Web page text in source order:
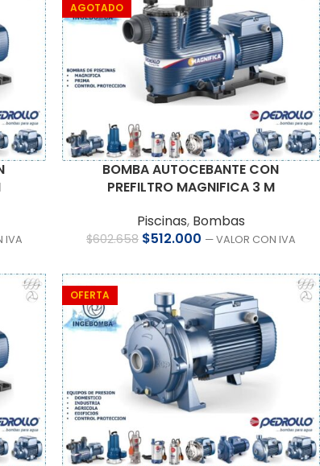
IVA
AGOTADO
BOMBA AUTOCEBANTE CON
PREFILTRO MAGNIFICA 3 M
Piscinas, Bombas
$602.658 $512.000 — VALOR CON IVA
OFERTA